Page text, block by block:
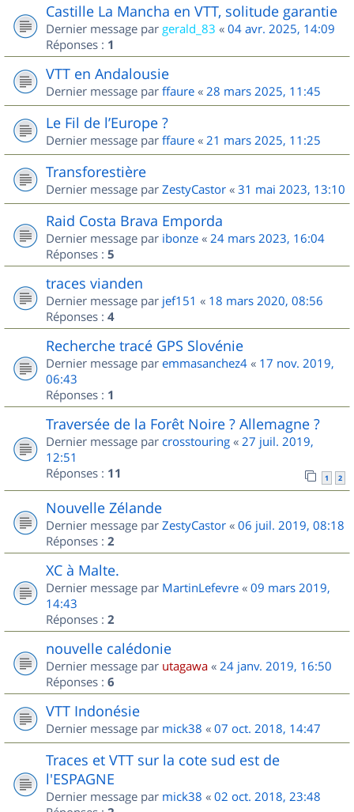
Castille La Mancha en VTT, solitude garantie
Dernier message par gerald_83 « 04 avr. 2025, 14:09
Réponses : 1
VTT en Andalousie
Dernier message par ffaure « 28 mars 2025, 11:45
Le Fil de l’Europe ?
Dernier message par ffaure « 21 mars 2025, 11:25
Transforestière
Dernier message par ZestyCastor « 31 mai 2023, 13:10
Raid Costa Brava Emporda
Dernier message par ibonze « 24 mars 2023, 16:04
Réponses : 5
traces vianden
Dernier message par jef151 « 18 mars 2020, 08:56
Réponses : 4
Recherche tracé GPS Slovénie
Dernier message par emmasanchez4 « 17 nov. 2019,
06:43
Réponses : 1
Traversée de la Forêt Noire ? Allemagne ?
Dernier message par crosstouring « 27 juil. 2019,
12:51
Réponses : 11 1 2
Nouvelle Zélande
Dernier message par ZestyCastor « 06 juil. 2019, 08:18
Réponses : 2
XC à Malte.
Dernier message par MartinLefevre « 09 mars 2019,
14:43
Réponses : 2
nouvelle calédonie
Dernier message par utagawa « 24 janv. 2019, 16:50
Réponses : 6
VTT Indonésie
Dernier message par mick38 « 07 oct. 2018, 14:47
Traces et VTT sur la cote sud est de
l'ESPAGNE
Dernier message par mick38 « 02 oct. 2018, 23:48